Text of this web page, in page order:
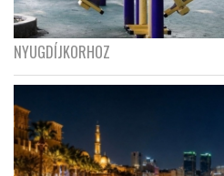
NYUGDÍJKORHOZ